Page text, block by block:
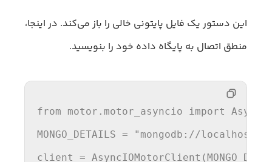
این دستور یک فایل پایتونی خالی را باز می‌کند. در اینجا،
منطق اتصال به پایگاه داده خود را بنویسید.
from motor.motor_asyncio import
MONGO_DETAILS =
"mongodb://
client
=